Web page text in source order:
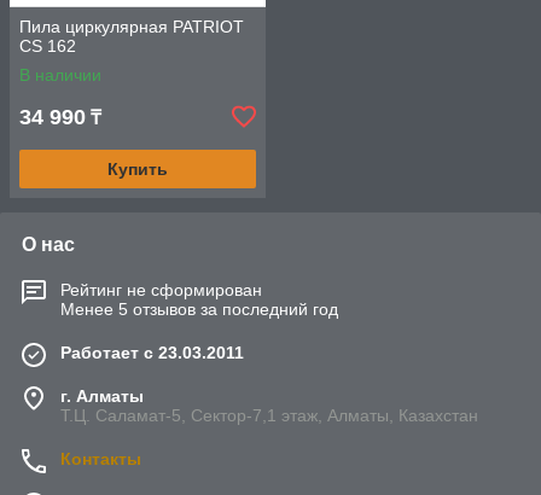
Пила циркулярная PATRIOT
CS 162
В наличии
34 990 ₸
Купить
О нас
Рейтинг не сформирован
Менее 5 отзывов за последний год
Работает с 23.03.2011
г. Алматы
Т.Ц. Саламат-5, Cектор-7,1 этаж, Алматы, Казахстан
Контакты